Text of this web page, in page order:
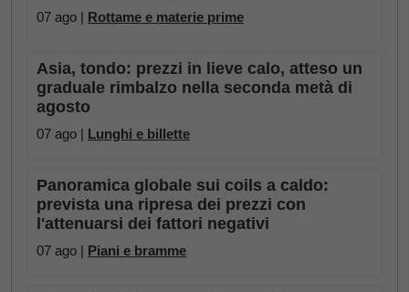
07 ago | Rottame e materie prime
Asia, tondo: prezzi in lieve calo, atteso un
graduale rimbalzo nella seconda metà di
agosto
07 ago | Lunghi e billette
Panoramica globale sui coils a caldo:
prevista una ripresa dei prezzi con
l'attenuarsi dei fattori negativi
07 ago | Piani e bramme